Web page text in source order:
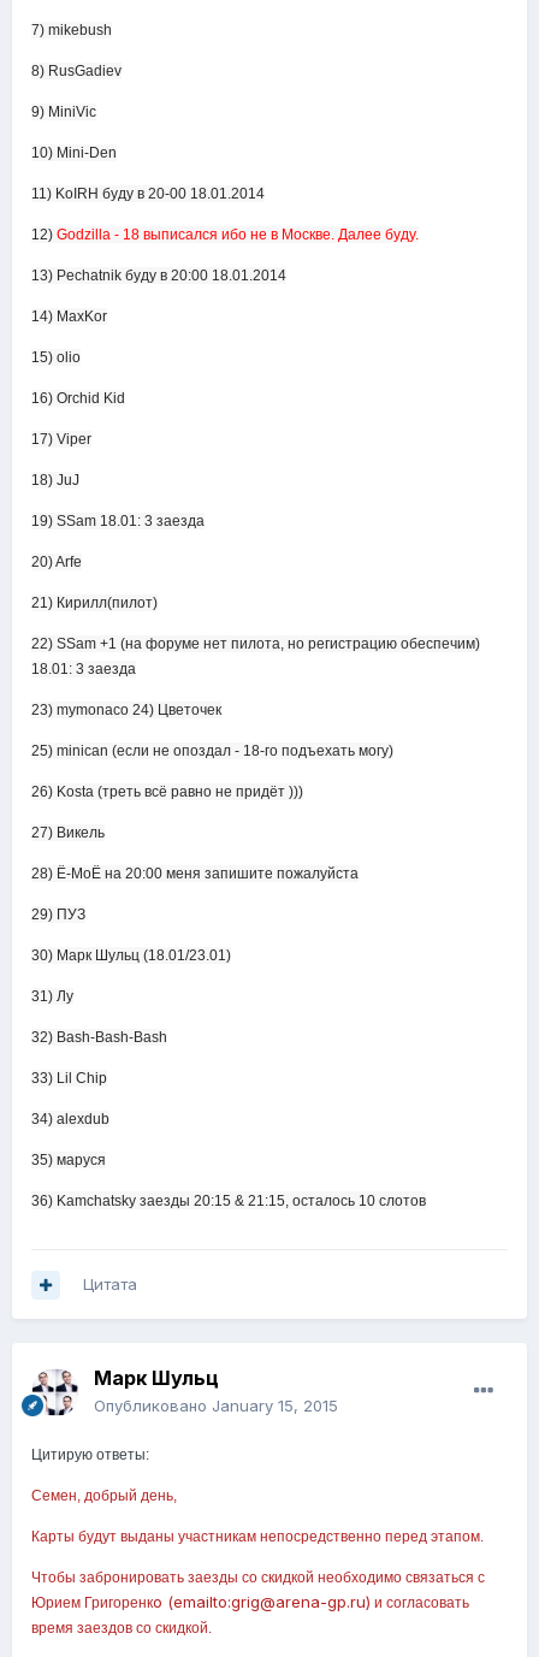
7) mikebush
8) RusGadiev
9) MiniVic
10) Mini-Den
11) KoIRH буду в 20-00 18.01.2014
12) Godzilla - 18 выписался ибо не в Москве. Далее буду.
13) Pechatnik буду в 20:00 18.01.2014
14) MaxKor
15) olio
16) Orchid Kid
17) Viper
18) JuJ
19) SSam 18.01: 3 заезда
20) Arfe
21) Кирилл(пилот)
22) SSam +1 (на форуме нет пилота, но регистрацию обеспечим)
18.01: 3 заезда
23) mymonaco 24) Цветочек
25) minican (если не опоздал - 18-го подъехать могу)
26) Kosta (треть всё равно не придёт )))
27) Викель
28) Ё-МоЁ на 20:00 меня запишите пожалуйста
29) ПУЗ
30) Марк Шульц (18.01/23.01)
31) Лу
32) Bash-Bash-Bash
33) Lil Chip
34) alexdub
35) маруся
36) Kamchatsky заезды 20:15 & 21:15, осталось 10 слотов
Цитата
Марк Шульц
Опубликовано January 15, 2015
Цитирую ответы:
Семен, добрый день,
Карты будут выданы участникам непосредственно перед этапом.
Чтобы забронировать заезды со скидкой необходимо связаться с
Юрием Григоренко (emailto:grig@arena-gp.ru) и согласовать
время заездов со скидкой.